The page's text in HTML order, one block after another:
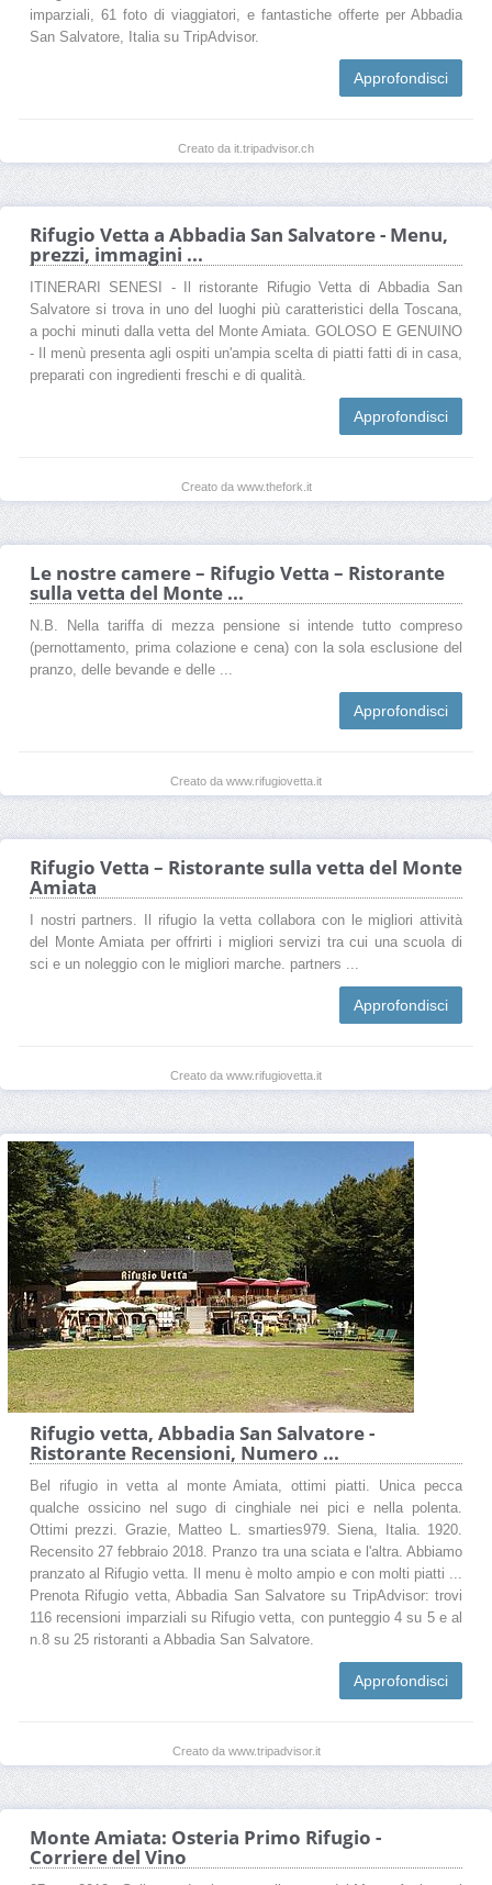
imparziali, 61 foto di viaggiatori, e fantastiche offerte per Abbadia
San Salvatore, Italia su TripAdvisor.
Approfondisci
Creato da it.tripadvisor.ch
Rifugio Vetta a Abbadia San Salvatore - Menu,
prezzi, immagini ...
ITINERARI SENESI - Il ristorante Rifugio Vetta di Abbadia San
Salvatore si trova in uno del luoghi più caratteristici della Toscana,
a pochi minuti dalla vetta del Monte Amiata. GOLOSO E GENUINO
- Il menù presenta agli ospiti un'ampia scelta di piatti fatti di in casa,
preparati con ingredienti freschi e di qualità.
Approfondisci
Creato da www.thefork.it
Le nostre camere – Rifugio Vetta – Ristorante
sulla vetta del Monte ...
N.B. Nella tariffa di mezza pensione si intende tutto compreso
(pernottamento, prima colazione e cena) con la sola esclusione del
pranzo, delle bevande e delle ...
Approfondisci
Creato da www.rifugiovetta.it
Rifugio Vetta – Ristorante sulla vetta del Monte
Amiata
I nostri partners. Il rifugio la vetta collabora con le migliori attività
del Monte Amiata per offrirti i migliori servizi tra cui una scuola di
sci e un noleggio con le migliori marche. partners ...
Approfondisci
Creato da www.rifugiovetta.it
Rifugio vetta, Abbadia San Salvatore -
Ristorante Recensioni, Numero ...
Bel rifugio in vetta al monte Amiata, ottimi piatti. Unica pecca
qualche ossicino nel sugo di cinghiale nei pici e nella polenta.
Ottimi prezzi. Grazie, Matteo L. smarties979. Siena, Italia. 1920.
Recensito 27 febbraio 2018. Pranzo tra una sciata e l'altra. Abbiamo
pranzato al Rifugio vetta. Il menu è molto ampio e con molti piatti ...
Prenota Rifugio vetta, Abbadia San Salvatore su TripAdvisor: trovi
116 recensioni imparziali su Rifugio vetta, con punteggio 4 su 5 e al
n.8 su 25 ristoranti a Abbadia San Salvatore.
Approfondisci
Creato da www.tripadvisor.it
Monte Amiata: Osteria Primo Rifugio -
Corriere del Vino